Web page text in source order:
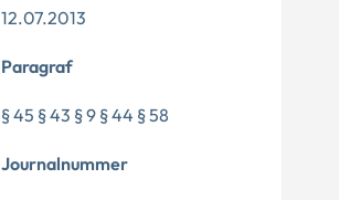
12.07.2013
Paragraf
§ 45 § 43 § 9 § 44 § 58
Journalnummer